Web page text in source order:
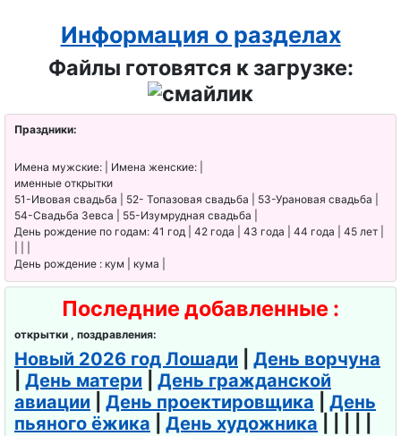
Информация о разделах
Файлы готовятся к загрузке:
Праздники:
Имена мужские: | Имена женские: |
именные открытки
51-Ивовая свадьба | 52- Топазовая свадьба | 53-Урановая свадьба |
54-Свадьба Зевса | 55-Изумрудная свадьба |
День рождение по годам: 41 год | 42 года | 43 года | 44 года | 45 лет |
День рождение : кум | кума |
Последние добавленные :
открытки , поздравления:
Новый 2026 год Лошади
День ворчуна
День матери
День гражданской
авиации
День проектировщика
День
пьяного ёжика
День художника